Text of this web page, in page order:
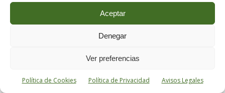
Aceptar
Denegar
Ver preferencias
Política de Cookies Política de Privacidad Avisos Legales
personas eminentemente sinceras, y
afirmamos que el número de seres humanos
que obran desinteresadamente es
A mi me inspira más respeto el individuo que